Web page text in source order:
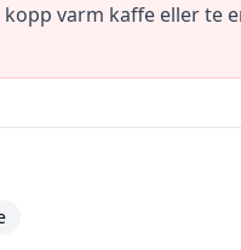
varm kaffe eller te